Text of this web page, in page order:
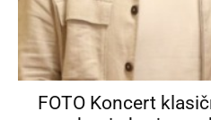
FOTO Koncert